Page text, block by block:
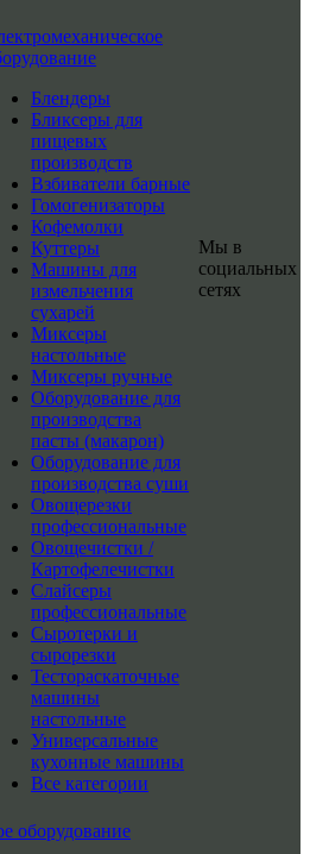
Блендеры
Бликсеры для
пищевых
производств
Взбиватели барные
Гомогенизаторы
Кофемолки
Куттеры
Машины для
измельчения
сухарей
Миксеры
настольные
Миксеры ручные
Оборудование для
производства
пасты (макарон)
Оборудование для
производства суши
Овощерезки
профессиональные
Овощечистки /
Картофелечистки
Слайсеры
профессиональные
Сыротерки и
сырорезки
Тестораскаточные
машины
настольные
Универсальные
кухонные машины
Все категории
оборудование
Мы в
социальных
сетях